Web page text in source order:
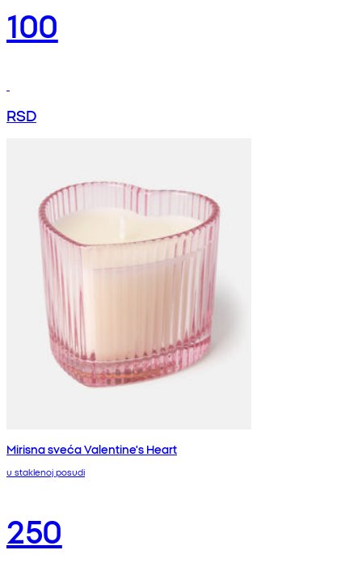
100
RSD
Mirisna sveća Valentine's Heart
u staklenoj posudi
250